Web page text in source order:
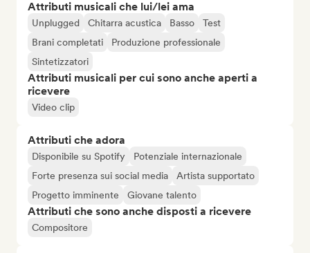
Attributi musicali che lui/lei ama
Unplugged Chitarra acustica Basso
Test
Brani completati
Produzione professionale
Sintetizzatori
Attributi musicali per cui sono anche aperti a
ricevere
Video clip
Attributi che adora
Disponibile su Spotify
Potenziale internazionale
Forte presenza sui social media
Artista supportato
Progetto imminente
Giovane talento
Attributi che sono anche disposti a ricevere
Compositore